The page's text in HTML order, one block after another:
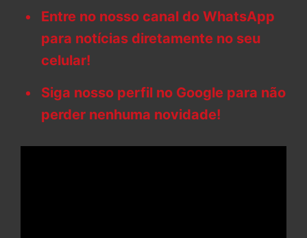
Entre no nosso canal do WhatsApp
para notícias diretamente no seu
celular!
Siga nosso perfil no Google para não
perder nenhuma novidade!